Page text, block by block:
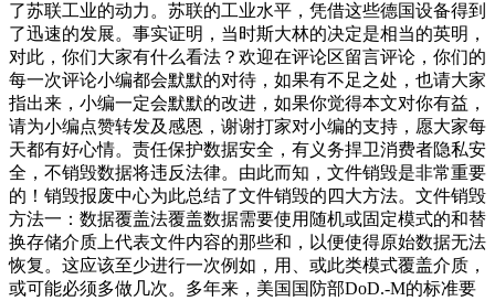
了苏联工业的动力。苏联的工业水平，凭借这些德国设备得到
了迅速的发展。事实证明，当时斯大林的决定是相当的英明，
对此，你们大家有什么看法？欢迎在评论区留言评论，你们的
每一次评论小编都会默默的对待，如果有不足之处，也请大家
指出来，小编一定会默默的改进，如果你觉得本文对你有益，
请为小编点赞转发及感恩，谢谢打家对小编的支持，愿大家每
天都有好心情。责任保护数据安全，有义务捍卫消费者隐私安
全，不销毁数据将违反法律。由此而知，文件销毁是非常重要
的！销毁报废中心为此总结了文件销毁的四大方法。文件销毁
方法一：数据覆盖法覆盖数据需要使用随机或固定模式的和替
换存储介质上代表文件内容的那些和，以便使得原始数据无法
恢复。这应该至少进行一次例如，用、或此类模式覆盖介质，
或可能必须多做几次。多年来，美国国防部DoD.-M的标准要